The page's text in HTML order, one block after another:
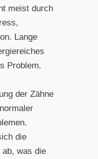
meist durch
Lange
Problem.
der Zähne
die
ab, was die